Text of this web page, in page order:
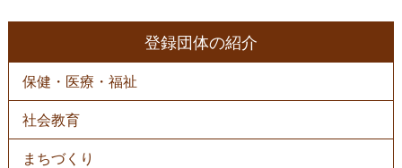
登録団体の紹介
保健・医療・福祉
社会教育
まちづくり